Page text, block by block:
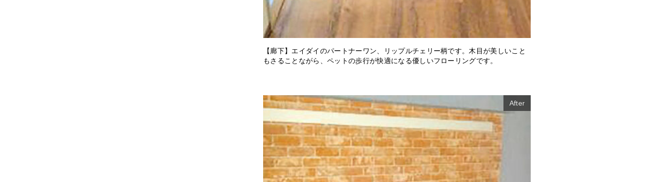
【廊下】エイダイのパートナーワン、リップルチェリー柄です。木目が美しいこと
もさることながら、ペットの歩行が快適になる優しいフローリングです。
After